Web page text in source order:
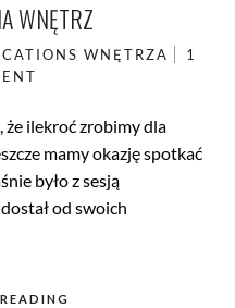
WNĘTRZ
WNĘTRZA
1
że ilekroć zrobimy dla
mamy okazję spotkać
było z sesją
od swoich